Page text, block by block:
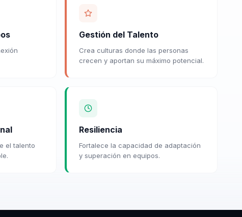
Gestión del Talento
Crea culturas donde las personas
crecen y aportan su máximo potencial.
el talento
Resiliencia
Fortalece la capacidad de adaptación
y superación en equipos.